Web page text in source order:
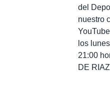
del
nuestro
los
21:00
DE